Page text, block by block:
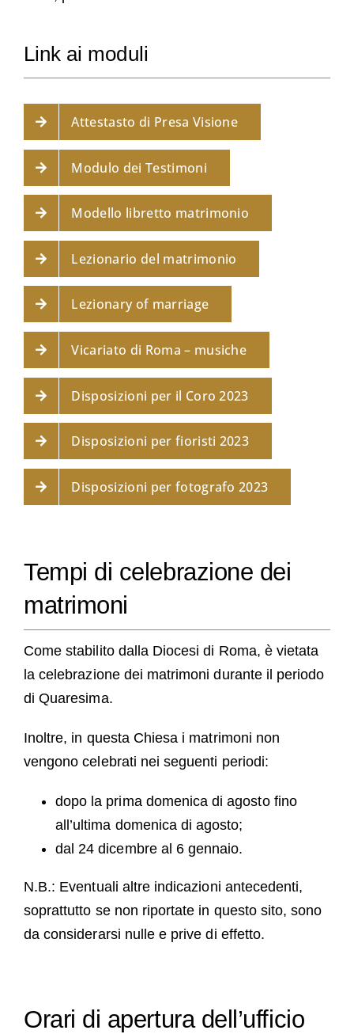
Link ai moduli
Attestasto di Presa Visione
Modulo dei Testimoni
Modello libretto matrimonio
Lezionario del matrimonio
Lezionary of marriage
Vicariato di Roma – musiche
Disposizioni per il Coro 2023
Disposizioni per fioristi 2023
Disposizioni per fotografo 2023
Tempi di celebrazione dei
matrimoni
Come stabilito dalla Diocesi di Roma, è vietata
la celebrazione dei matrimoni durante il periodo
di Quaresima.
Inoltre, in questa Chiesa i matrimoni non
vengono celebrati nei seguenti periodi:
dopo la prima domenica di agosto fino
all’ultima domenica di agosto;
dal 24 dicembre al 6 gennaio.
N.B.: Eventuali altre indicazioni antecedenti,
soprattutto se non riportate in questo sito, sono
da considerarsi nulle e prive di effetto.
Orari di apertura dell’ufficio